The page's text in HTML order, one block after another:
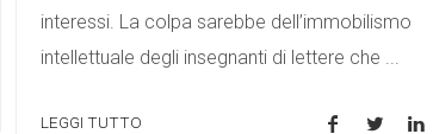
interessi. La colpa sarebbe dell’immobilismo
intellettuale degli insegnanti di lettere che ...
LEGGI TUTTO